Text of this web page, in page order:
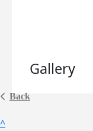
Back
Gallery
^